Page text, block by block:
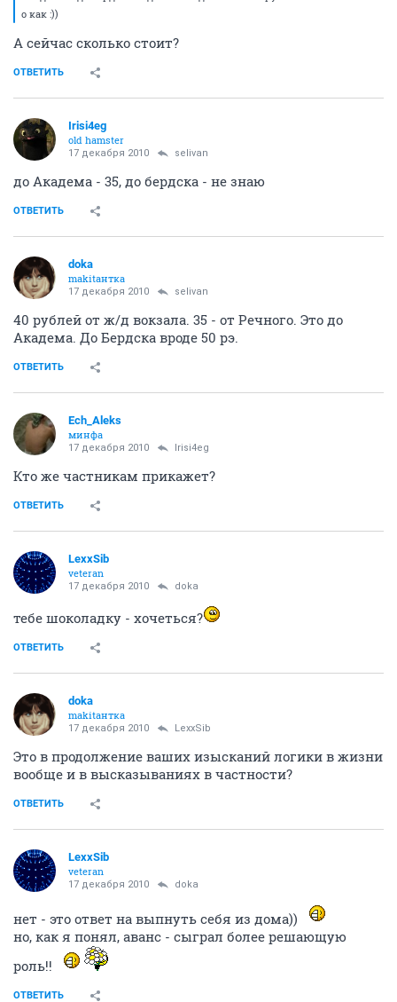
о как :))
А сейчас сколько стоит?
ОТВЕТИТЬ
Irisi4eg
old hamster
17 декабря 2010 selivan
до Академа - 35, до бердска - не знаю
ОТВЕТИТЬ
doka
makitaнтка
17 декабря 2010 selivan
40 рублей от ж/д вокзала. 35 - от Речного. Это до
Академа. До Бердска вроде 50 рэ.
ОТВЕТИТЬ
Ech_Aleks
минфа
17 декабря 2010 Irisi4eg
Кто же частникам прикажет?
ОТВЕТИТЬ
LexxSib
veteran
17 декабря 2010 doka
тебе шоколадку - хочеться?
ОТВЕТИТЬ
doka
makitaнтка
17 декабря 2010 LexxSib
Это в продолжение ваших изысканий логики в жизни
вообще и в высказываниях в частности?
ОТВЕТИТЬ
LexxSib
veteran
17 декабря 2010 doka
нет - это ответ на выпнуть себя из дома))
но, как я понял, аванс - сыграл более решающую
роль!!
ОТВЕТИТЬ